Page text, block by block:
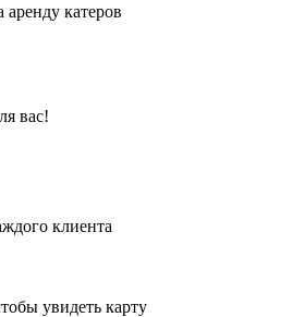
катеров
вас!
клиента
увидеть карту